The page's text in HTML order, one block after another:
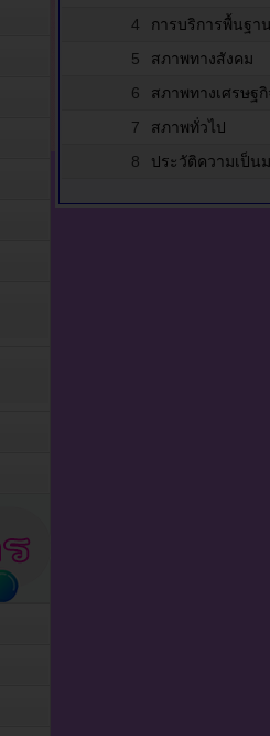
4
การบริการพื้นฐา
5
สภาพทางสังคม
6
สภาพทางเศรษฐ
7
สภาพทั่วไป
8
ประวัติความเป็น